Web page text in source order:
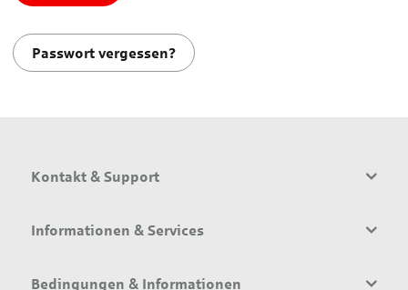
Passwort vergessen?
Kontakt & Support
Informationen & Services
Bedingungen & Informationen